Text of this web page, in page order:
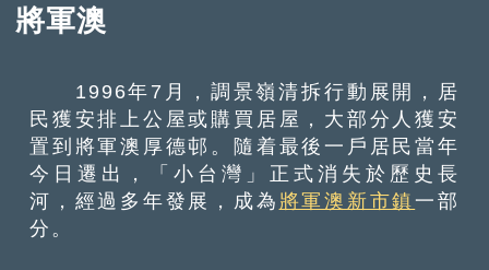
將軍澳
1996年7月，調景嶺清拆行動展開，居
民獲安排上公屋或購買居屋，大部分人獲安
置到將軍澳厚德邨。隨着最後一戶居民當年
今日遷出，「小台灣」正式消失於歷史長
河，經過多年發展，成為 將軍澳新市鎮一部
分。